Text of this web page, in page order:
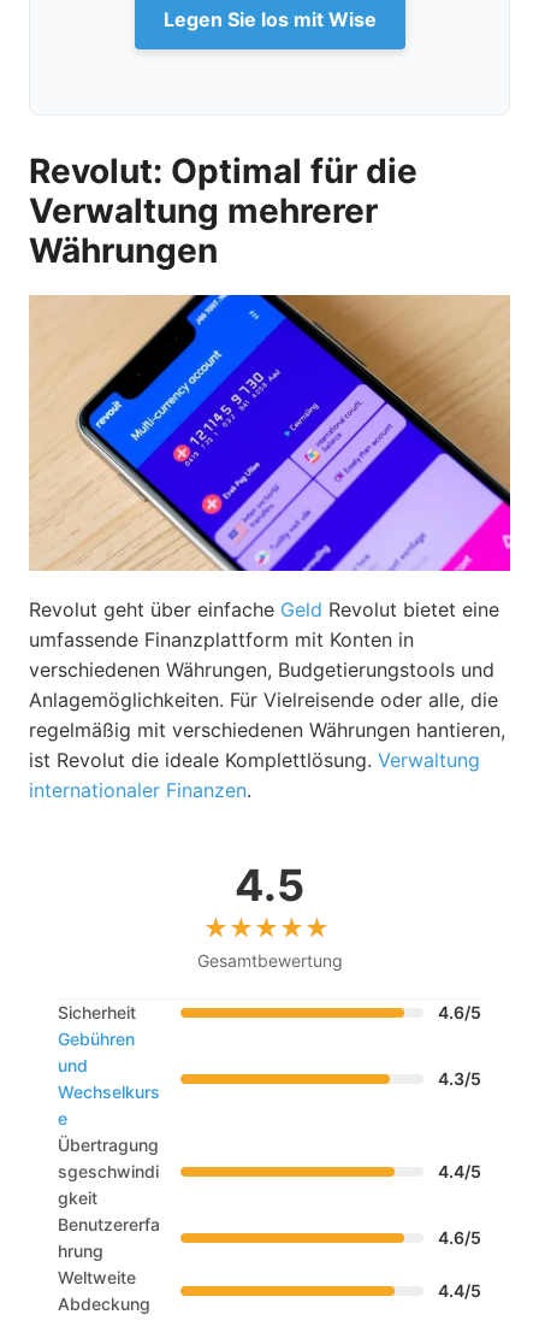
Legen Sie los mit Wise
Revolut: Optimal für die
Verwaltung mehrerer
Währungen
Revolut geht über einfache Geld Revolut bietet eine
umfassende Finanzplattform mit Konten in
verschiedenen Währungen, Budgetierungstools und
Anlagemöglichkeiten. Für Vielreisende oder alle, die
regelmäßig mit verschiedenen Währungen hantieren,
ist Revolut die ideale Komplettlösung. Verwaltung
internationaler Finanzen.
4.5
Gesamtbewertung
Sicherheit
4.6/5
Gebühren
und
Wechselkurs
e
4.3/5
Übertragung
sgeschwindi
gkeit
4.4/5
Benutzererfa
hrung
4.6/5
Weltweite
Abdeckung
4.4/5